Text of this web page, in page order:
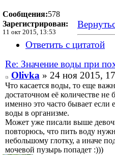
Сообщения:578
Зарегистрирован:
11 окт 2015, 13:53
Ответить с цитатой
Re: Значение воды при
Olivka » 24 ноя 2015,
Что касается воды, то еще
достаточном её количестве не
именно это часто бывает если
воды в организме.
Может уже писали выше
повторюсь, что пить воду
небольшому глотку, а иначе
мочевой пузырь попадет :)))